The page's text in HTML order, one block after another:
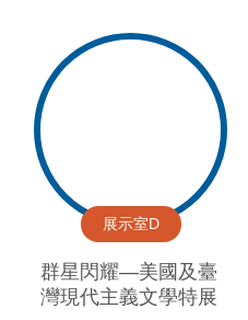
展示室D
群星閃耀—美國及臺
灣現代主義文學特展